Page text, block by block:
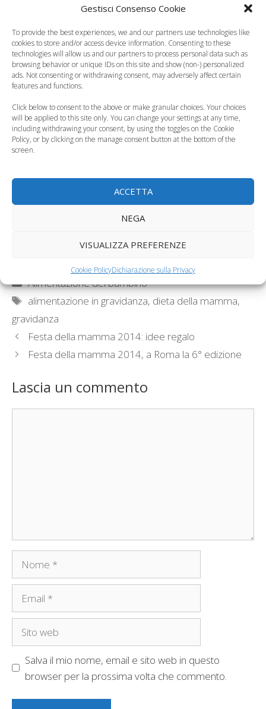
Gestisci Consenso Cookie
To provide the best experiences, we and our partners use technologies like
cookies to store and/or access device information. Consenting to these
technologies will allow us and our partners to process personal data such as
browsing behavior or unique IDs on this site and show (non-) personalized
ads. Not consenting or withdrawing consent, may adversely affect certain
features and functions.
Click below to consent to the above or make granular choices. Your choices
will be applied to this site only. You can change your settings at any time,
including withdrawing your consent, by using the toggles on the Cookie
Policy, or by clicking on the manage consent button at the bottom of the
screen.
ACCETTA
NEGA
VISUALIZZA PREFERENZE
Cookie PolicyDichiarazione sulla Privacy
gravidanza? Sì, può
con qualche…
bambini: quali regole
seguire?
La dieta in
gravidanza può
modificare i ritmi…
La voglia di cibo
spazzatura passa
Dieta del bambino: il
Categorie
Alimentazione del bambino
Tag
alimentazione in gravidanza, dieta della mamma,
gravidanza
Festa della mamma 2014: idee regalo
Festa della mamma 2014, a Roma la 6° edizione
Lascia un commento
Salva il mio nome, email e sito web in questo
browser per la prossima volta che commento.